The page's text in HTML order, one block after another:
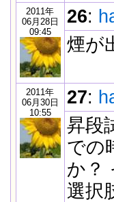
2011年
06月28日
09:45
26:
煙が
2011年
06月30日
10:55
27:
昇段
での
か？
選択